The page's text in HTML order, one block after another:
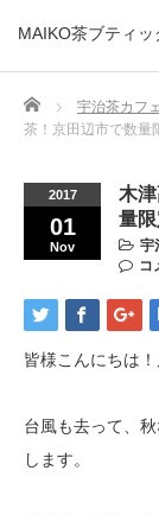
MAIKO茶ブティッ
Home 宇治茶カフ
茶！京田辺市で数量
2017
01
Nov
木
量限
宇
コ
皆様こんにちは
台風も去って、
します。